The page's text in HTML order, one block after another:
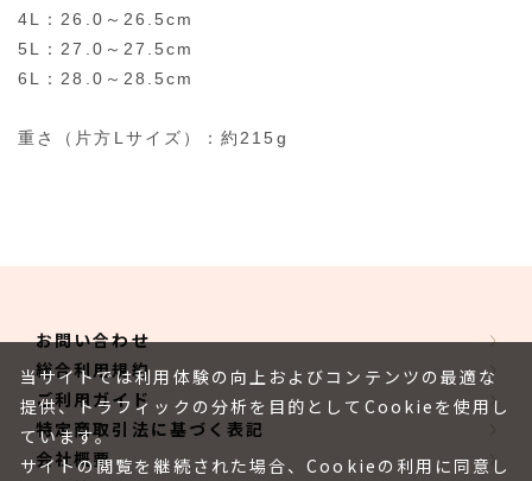
4L：26.0～26.5cm
5L：27.0～27.5cm
6L：28.0～28.5cm
重さ（片方Lサイズ）：約215g
お問い合わせ
総合利用規約
ご利用ガイド
特定商取引法に基づく表記
会社概要
当サイトでは利用体験の向上およびコンテンツの最適な
提供、トラフィックの分析を目的としてCookieを使用し
ています。
サイトの閲覧を継続された場合、Cookieの利用に同意し